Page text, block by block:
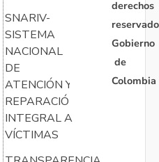
SNARIV-
SISTEMA
NACIONAL
DE
ATENCIÓN Y
REPARACIÓN
INTEGRAL A
VÍCTIMAS
derechos
Gobierno
de
Colombia